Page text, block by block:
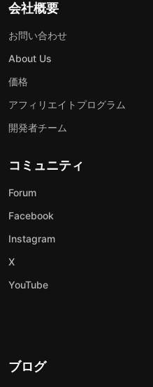
会社概要
お問い合わせ
About Us
価格
アフィリエイトプログラム
開発者チーム
コミュニティ
Forum
Facebook
Instagram
X
YouTube
ブログ